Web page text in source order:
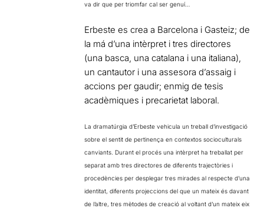
va dir que per triomfar cal ser genuí…
Erbeste es crea a Barcelona i Gasteiz; de
la má d’una intèrpret i tres directores
(una basca, una catalana i una italiana),
un cantautor i una assesora d’assaig i
accions per gaudir; enmig de tesis
acadèmiques i precarietat laboral.
La dramatúrgia d’Erbeste vehicula un treball d’investigació
sobre el sentit de pertinença en contextos socioculturals
canviants. Durant el procés una intèrpret ha treballat per
separat amb tres directores de diferents trajectòries i
procedències per desplegar tres mirades al respecte d’una
identitat, diferents projeccions del que un mateix és davant
de l’altre, tres mètodes de creació al voltant d’un mateix eix